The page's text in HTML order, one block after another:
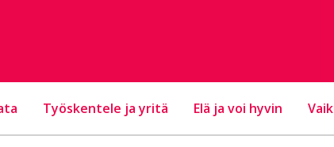
Työskentele ja yritä Elä ja voi hyvin